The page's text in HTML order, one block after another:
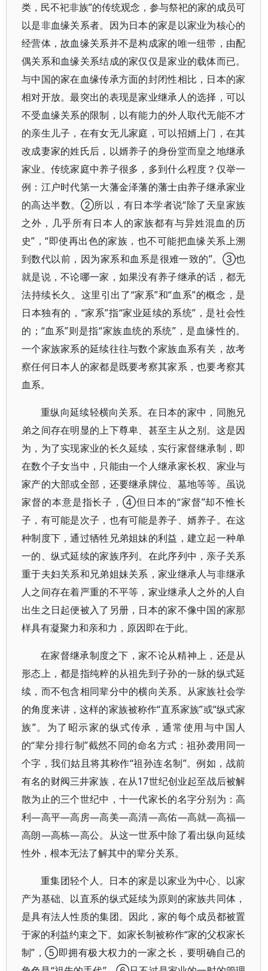
类，民不祀非族”的传统观念，参与祭祀的家的成员可
以是非血缘关系者。因为日本的家是以家业为核心的
经营体，故血缘关系并不是构成家的唯一纽带，由配
偶关系和血缘关系结成的家仅仅是家业的载体而已。
与中国的家在血缘传承方面的封闭性相比，日本的家
相对开放。最突出的表现是家业继承人的选择，可以
不受血缘关系的限制，以有能力的外人取代无能不才
的亲生儿子，在有女无儿家庭，可以招婿上门，在其
改成妻家的姓氏后，以婿养子的身份堂而皇之地继承
家业。传统家庭中养子很多，多到什么程度？仅举一
例：江户时代第一大藩金泽藩的藩士由养子继承家业
的高达半数。②所以，有日本学者说“除了天皇家族
之外，几乎所有日本人的家族都有与异姓混血的历
史”，“即使再出色的家族，也不可能把血缘关系上溯
到数代以前，因为家系和血系是很难一致的”。③也
就是说，不论哪一家，如果没有养子继承的话，都无
法持续长久。这里引出了“家系”和“血系”的概念，是
日本独有的，“家系”指“家业延续的系统”，是社会性
的；“血系”则是指“家族血统的系统”，是血缘性的。
一个家族家系的延续往往与数个家族血系有关，故考
察任何日本人的家都是既要考察其家系，也要考察其
血系。
重纵向延续轻横向关系。在日本的家中，同胞兄
弟之间存在明显的上下尊卑、甚至主从之别。这是因
为，为了实现家业的长久延续，实行家督继承制，即
在数个子女当中，只能由一个人继承家长权、家业与
家产的大部或全部，还要继承牌位、墓地等等。虽说
家督的本意是指长子，④但日本的“家督”却不惟长
子，有可能是次子，也有可能是养子、婿养子。在这
种制度下，通过牺牲兄弟姐妹的利益，建立起一种单
一的、纵式延续的家族序列。在此序列中，亲子关系
重于夫妇关系和兄弟姐妹关系，家业继承人与非继承
人之间存在着严重的不平等，家业继承人之外的人自
出生之日起便被入了另册，日本的家不像中国的家那
样具有凝聚力和亲和力，原因即在于此。
在家督继承制度之下，家不论从精神上，还是从
形态上，都是指纯粹的从祖先到子孙的一脉的纵式延
续，而不包含相同辈分中的横向关系。从家族社会学
的角度来讲，这样的家族被称作“直系家族”或“纵式家
族”。为了昭示家的纵式传承，通常使用与中国人
的“辈分排行制”截然不同的命名方式：祖孙袭用同一
个字，我们姑且将其称作“祖孙连名制”。例如，战前
有名的财阀三井家族，在从17世纪创业起至战后被解
散为止的三个世纪中，十一代家长的名字分别为：高
利—高平—高房—高美—高清—高佑—高就—高福—
高朗—高栋—高公。从这一世系中除了看出纵向延续
性外，根本无法了解其中的辈分关系。
重集团轻个人。日本的家是以家业为中心、以家
产为基础、以直系的纵式延续为原则的家族共同体，
是具有法人性质的集团。因此，家的每个成员都被置
于家的利益约束之下。如家长制被称作“家的父权家长
制”，⑤即拥有极大权力的一家之长，要明确自己的